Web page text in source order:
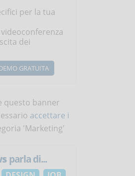
per la tua
dei
GRATUITA
questo banner
accettare i
'Marketing'
parla di...